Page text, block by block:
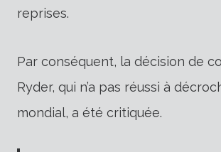
reprises.
Par conséquent, la décision de
Ryder, qui n’a pas réussi à
mondial, a été critiquée.